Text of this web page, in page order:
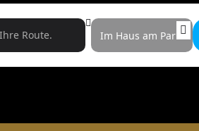
Destination